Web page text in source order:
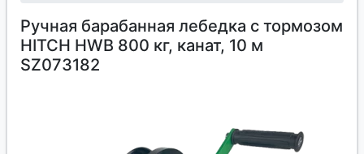
Ручная барабанная лебедка с тормозом
HITCH HWB 800 кг, канат, 10 м
SZ073182